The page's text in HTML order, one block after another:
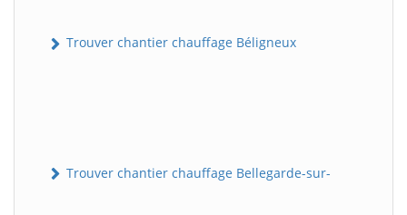
Trouver chantier chauffage Béligneux
Trouver chantier chauffage Bellegarde-sur-